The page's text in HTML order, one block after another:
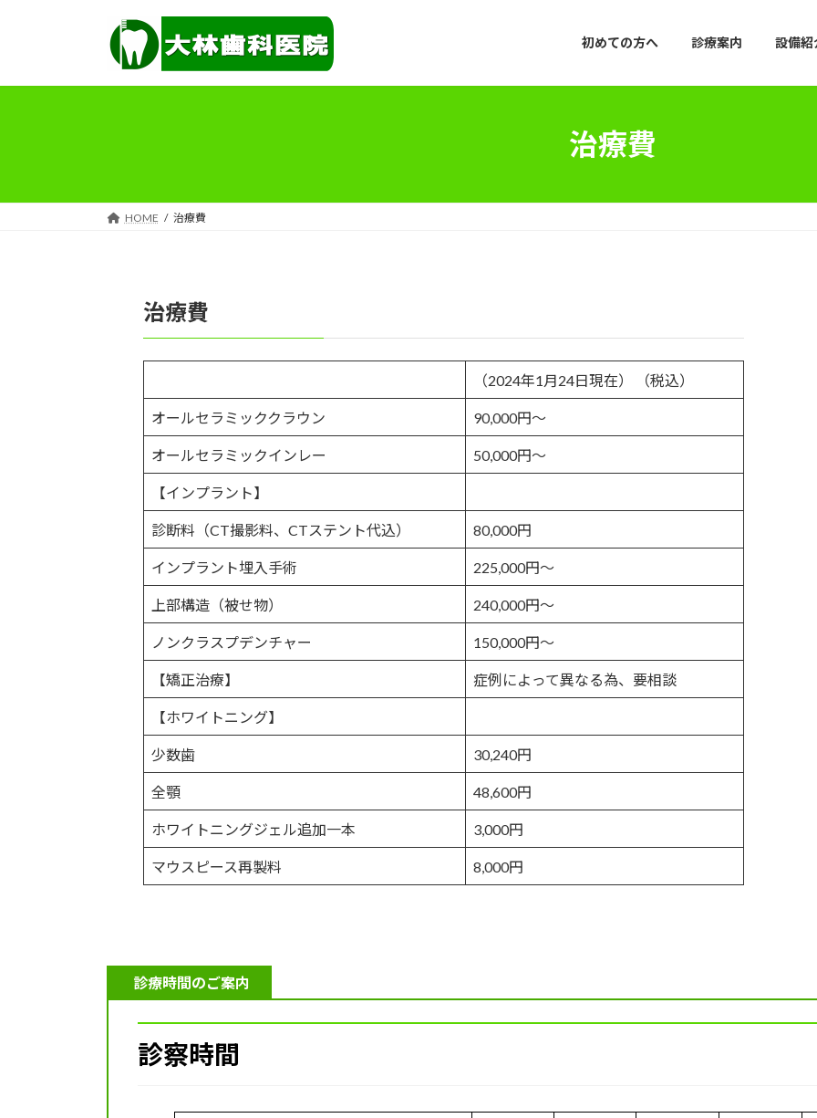
プ
動
初めての方へ 診療案内 設備紹
治療費
HOME 治療費
治療費
（2024年1月24日現在） （税込）
オールセラミッククラウン 90,000円〜
オールセラミックインレー 50,000円〜
【インプラント】
診断料（CT撮影料、CTステント代込） 80,000円
インプラント埋入手術 225,000円〜
上部構造（被せ物） 240,000円〜
ノンクラスプデンチャー 150,000円〜
【矯正治療】 症例によって異なる為、要相談
【ホワイトニング】
少数歯 30,240円
全顎 48,600円
ホワイトニングジェル追加一本 3,000円
マウスピース再製料 8,000円
診療時間のご案内
診察時間